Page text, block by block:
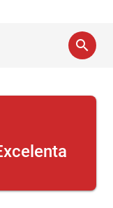
search